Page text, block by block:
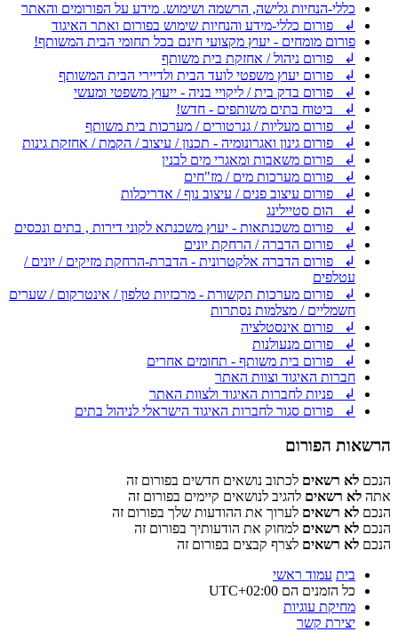
כללי-הנחיות גלישה, הרשמה ושימוש. מידע על הפורומים והאתר
↲ פורום כללי-מידע והנחיות שימוש בפורום ואתר האיגוד
פורום מומחים - יעוץ מקצועי חינם בכל תחומי הבית המשותף!
↲ פורום ניהול / אחזקת בית משותף
↲ פורום יעוץ משפטי לועד הבית ולדיירי הבית המשותף
↲ פורום בדק בית / ליקויי בניה - ייעוץ משפטי ומעשי
↲ ביטוח בתים משותפים - חדש!
↲ פורום מעליות / גנרטורים / מערכות בית משותף
↲ פורום גינון ואגרונומיה - תכנון / עיצוב / הקמת / אחזקת גינות
↲ פורום משאבות ומאגרי מים לבנין
↲ פורום מערכות מים / מז"חים
↲ פורום עיצוב פנים / עיצוב נוף / אדריכלות
↲ הום סטיילינג
↲ פורום משכנתאות - יעוץ משכנתא לקוני דירות , בתים ונכסים
↲ פורום הדברה / הרחקת יונים
↲ פורום הדברה אלקטרונית - הדברת-הרחקת מזיקים / יונים /
עטלפים
↲ פורום מערכות תקשורת - מרכזיות טלפון / אינטרקום / שערים
חשמליים / מצלמות נסתרות
↲ פורום אינסטלציה
↲ פורום מנעולנות
↲ פורום בית משותף - תחומים אחרים
חברות האיגוד וצוות האתר
↲ פניות לחברות האיגוד ולצוות האתר
↲ פורום סגור לחברות האיגוד הישראלי לניהול בתים
הרשאות הפורום
הנכם לא רשאים לכתוב נושאים חדשים בפורום זה
אתה לא רשאים להגיב לנושאים קיימים בפורום זה
הנכם לא רשאים לערוך את ההודעות שלך בפורום זה
הנכם לא רשאים למחוק את הודעותיך בפורום זה
הנכם לא רשאים לצרף קבצים בפורום זה
בית עמוד ראשי
כל הזמנים הם UTC+02:00
מחיקת עוגיות
יצירת קשר